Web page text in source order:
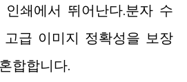
쇄에서 뛰어난다.분자 수
급 이미지 정확성을 보장
합합니다.